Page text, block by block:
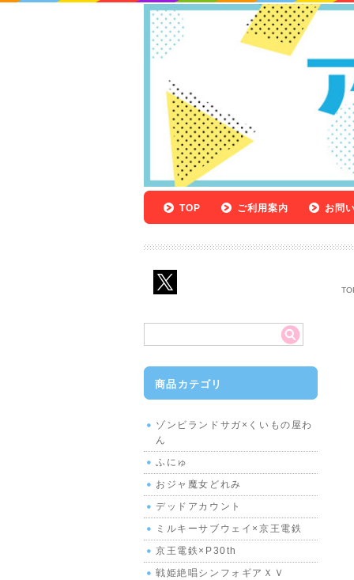
TOP ご利用案内 お問
商品カテゴリ
ゾンビランドサガ×くいもの屋わ
ん
ふにゅ
おジャ魔女どれみ
デッドアカウント
ミルキーサブウェイ×京王電鉄
京王電鉄×P30th
戦姫絶唱シンフォギアＸＶ